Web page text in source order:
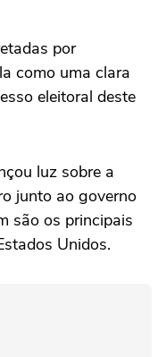
por
como uma clara
eleitoral deste
luz sobre a
junto ao governo
são os principais
Unidos.